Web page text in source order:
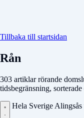
Tillbaka till startsidan
Rån
303 artiklar rörande
tidsbegränsning,
Hela Sverige Alingsås